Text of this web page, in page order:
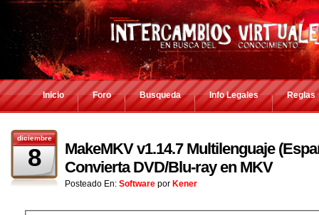
Inicio Foro Busqueda Info Legales Reglas
diciembre
8
MakeMKV v1.14.7 Multilenguaje
Convierta DVD/Blu-ray en MKV
Posteado En: Software por Kener